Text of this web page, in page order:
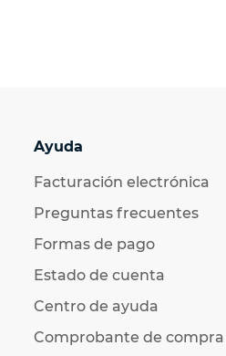
Ayuda
Facturación electrónica
Preguntas frecuentes
Formas de pago
Estado de cuenta
Centro de ayuda
Comprobante de compra